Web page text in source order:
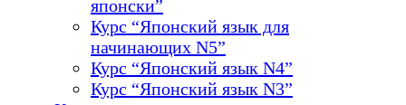
японски”
Курс “Японский язык для
начинающих N5”
Курс “Японский язык N4”
Курс “Японский язык N3”